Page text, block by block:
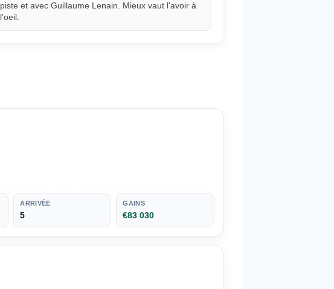
piste et avec Guillaume Lenain. Mieux vaut l'avoir à
l'oeil.
ARRIVÉE
5
GAINS
€83 030